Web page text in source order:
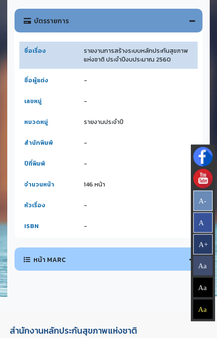
A-
A
A+
Aa
Aa
Aa
บัตรรายการ
ชื่อเรื่อง
รายงานการสร้างระบบหลักประกันสุขภาพ
แห่งชาติ ประจำปีงบประมาณ 2560
ชื่อผู้แต่ง -
เลขหมู่ -
หมวดหมู่ รายงานประจำปี
สำนักพิมพ์ -
ปีที่พิมพ์ -
จำนวนหน้า 146 หน้า
หัวเรื่อง -
ISBN -
หน้า MARC
สำนักงานหลักประกันสุขภาพแห่งชาติ